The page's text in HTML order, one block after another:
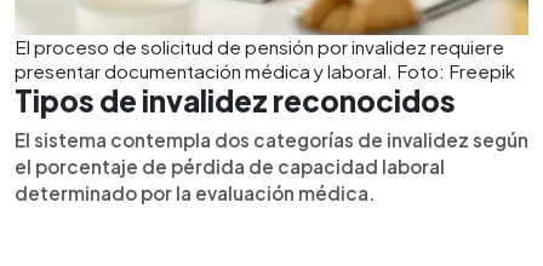
El proceso de solicitud de pensión por invalidez requiere
presentar documentación médica y laboral. Foto: Freepik
Tipos de invalidez reconocidos
El sistema contempla dos categorías de invalidez según
el porcentaje de pérdida de capacidad laboral
determinado por la evaluación médica.